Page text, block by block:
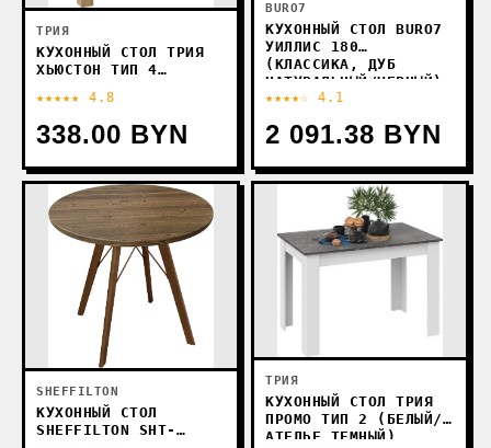
ТРИЯ
КУХОННЫЙ СТОЛ ТРИЯ
ХЬЮСТОН ТИП 4
КАТТХИЛТ)
★★★★★ 4.8
338.00 BYN
BURO7
КУХОННЫЙ СТОЛ BURO7
УИЛЛИС 180
(КЛАССИКА, ДУБ
НАТУРАЛЬНЫЙ/ЧЕРНЫЙ)
★★★★☆ 4.1
2 091.38 BYN
SHEFFILTON
КУХОННЫЙ СТОЛ
SHEFFILTON SHT-
ТРИЯ
КУХОННЫЙ СТОЛ ТРИЯ
ПРОМО ТИП 2 (БЕЛЫЙ/
АТЕЛЬЕ ТЕМНЫЙ)